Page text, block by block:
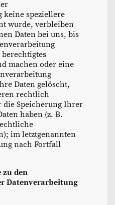
keine speziellere
wurde, verbleiben
Daten bei uns, bis
machen oder eine
Daten gelöscht,
rechtlich
die Speicherung Ihrer
haben (z. B.
im letztgenannten
nach Fortfall
zu den
Datenverarbeitung